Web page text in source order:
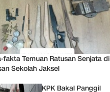
fakta Temuan Ratusan Senjata di
Sekolah Jaksel
KPK Bakal Panggil